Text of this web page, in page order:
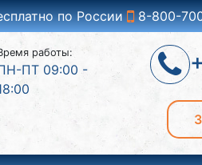
по России 8-800-
работы:
ПТ 09:00 -